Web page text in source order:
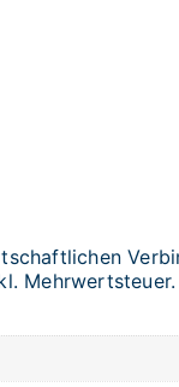
Mehrwertsteuer.